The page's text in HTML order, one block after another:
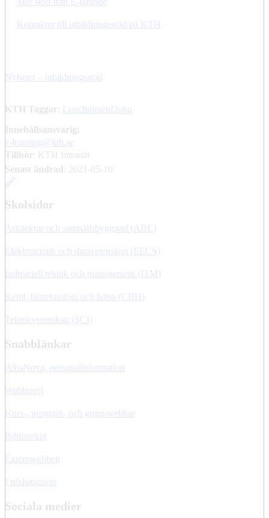
Kontakter till utbildningsstöd på KTH
Nyheter – utbildningsstöd
KTH Taggar
LunchnlearnDoku
Innehållsansvarig:
e-learning@kth.se
Tillhör
: KTH Intranät
Senast ändrad
2021-05-10
Skolsidor
Arkitektur och samhällsbyggnad (ABE)
Elektroteknik och datavetenskap (EECS)
Industriell teknik och management (ITM)
Kemi, bioteknologi och hälsa (CBH)
Teknikvetenskap (SCI)
Snabblänkar
AlbaNova, personalinformation
Webbmejl
Kurs-, program- och gruppwebbar
Biblioteket
Externwebben
I nödsituation
Sociala medier